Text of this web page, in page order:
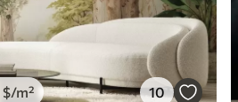
$/m² 10